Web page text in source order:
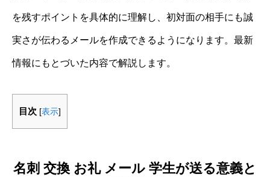
を残すポイントを具体的に理解し、初対面の相手にも誠
実さが伝わるメールを作成できるようになります。最新
情報にもとづいた内容で解説します。
目次 [表示]
名刺 交換 お礼 メール 学生が送る意義と